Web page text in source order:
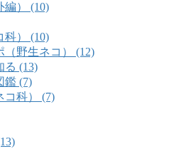
編） (10)
科） (10)
（野生ネコ） (12)
る (13)
鑑 (7)
コ科） (7)